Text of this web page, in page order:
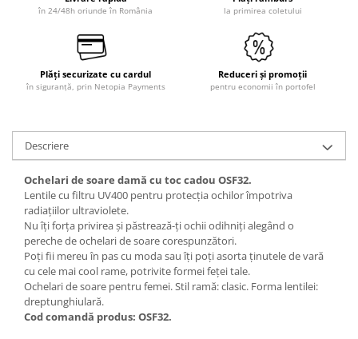
în 24/48h oriunde în România la primirea coletului
Plăți securizate cu cardul
în siguranță, prin Netopia Payments
Reduceri și promoții
pentru economii în portofel
Descriere
Ochelari de soare damă cu toc cadou OSF32.
Lentile cu filtru UV400 pentru protecția ochilor împotriva
radiațiilor ultraviolete.
Nu îți forța privirea și păstrează-ți ochii odihniți alegând o
pereche de ochelari de soare corespunzători.
Poți fii mereu în pas cu moda sau îți poți asorta ținutele de vară
cu cele mai cool rame, potrivite formei feței tale.
Ochelari de soare pentru femei. Stil ramă: clasic. Forma lentilei:
dreptunghiulară.
Cod comandă produs: OSF32.